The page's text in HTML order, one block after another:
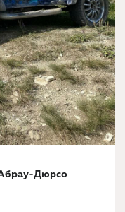
Дюрсо